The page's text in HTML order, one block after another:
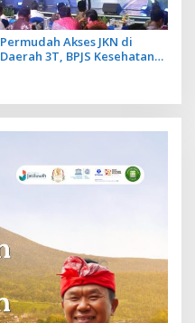
Permudah Akses JKN di
Daerah 3T, BPJS Kesehatan